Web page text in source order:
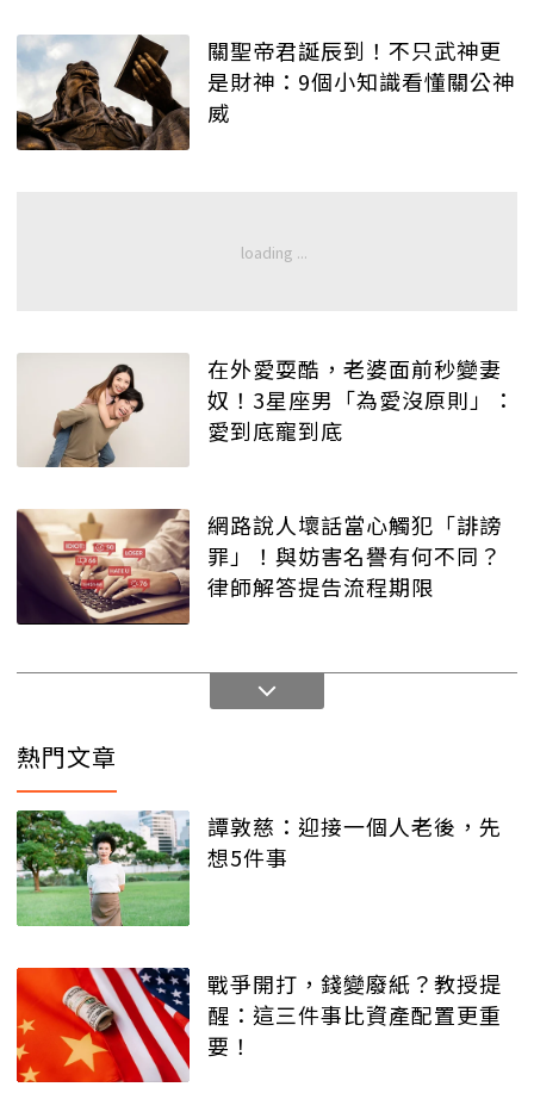
關聖帝君誕辰到！不只武神更
是財神：9個小知識看懂關公神
威
在外愛耍酷，老婆面前秒變妻
奴！3星座男「為愛沒原則」：
愛到底寵到底
網路說人壞話當心觸犯「誹謗
罪」！與妨害名譽有何不同？
律師解答提告流程期限
熱門文章
譚敦慈：迎接一個人老後，先
想5件事
戰爭開打，錢變廢紙？教授提
醒：這三件事比資產配置更重
要！